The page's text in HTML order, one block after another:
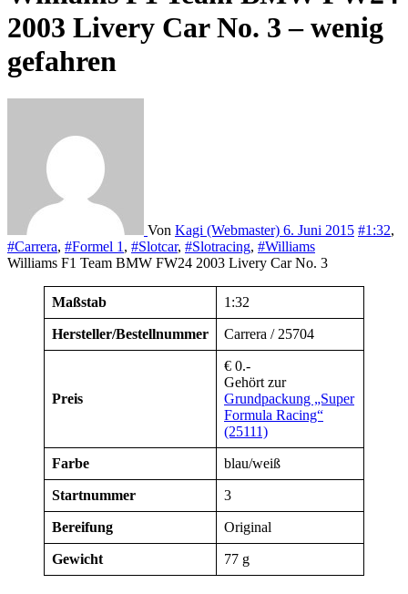
2003 Livery Car No. 3 – wenig
gefahren
Von Kagi (Webmaster) 6. Juni 2015 #1:32,
#Carrera, #Formel 1 , #Slotcar, #Slotracing, #Williams
Williams F1 Team BMW FW24 2003 Livery Car No. 3
Maßstab 1:32
Hersteller/Bestellnummer Carrera / 25704
Preis
€ 0.-
Gehört zur
Grundpackung „Super
Formula Racing“
(25111)
Farbe blau/weiß
Startnummer 3
Bereifung Original
Gewicht 77 g